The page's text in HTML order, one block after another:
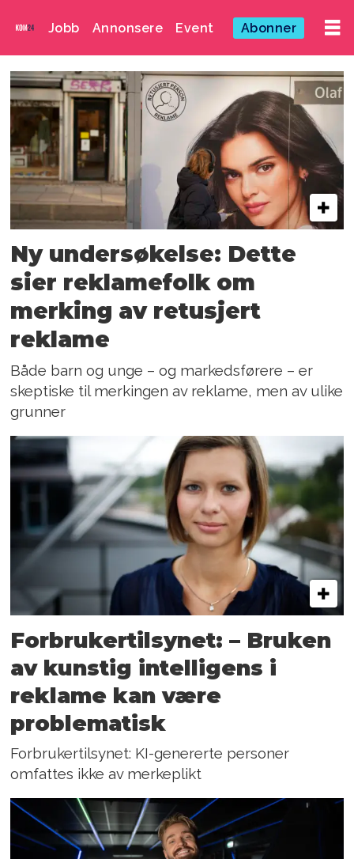
Jobb Annonsere Event Abonner
Emne:
kroppspress
Ny undersøkelse: Dette
sier reklamefolk om
merking av retusjert
reklame
Både barn og unge – og markedsførere – er
skeptiske til merkingen av reklame, men av ulike
grunner
Forbrukertilsynet: – Bruken
av kunstig intelligens i
reklame kan være
problematisk
Forbrukertilsynet: KI-genererte personer
omfattes ikke av merkeplikt